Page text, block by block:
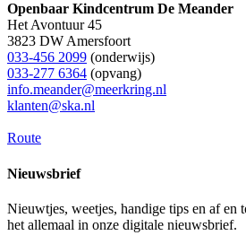
Openbaar Kindcentrum De Meander
Het Avontuur 45
3823 DW Amersfoort
033-456 2099 (onderwijs)
033-277 6364 (opvang)
info.meander@meerkring.nl
klanten@ska.nl
Route
Nieuwsbrief
Nieuwtjes, weetjes, handige tips en af en
het allemaal in onze digitale nieuwsbrief.